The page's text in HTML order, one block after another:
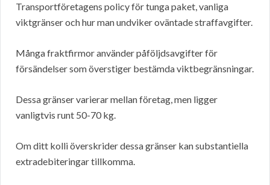
Transportföretagens policy för tunga paket, vanliga
viktgränser och hur man undviker oväntade straffavgifter.
Många fraktfirmor använder påföljdsavgifter för
försändelser som överstiger bestämda viktbegränsningar.
Dessa gränser varierar mellan företag, men ligger
vanligtvis runt 50-70 kg.
Om ditt kolli överskrider dessa gränser kan substantiella
extradebiteringar tillkomma.